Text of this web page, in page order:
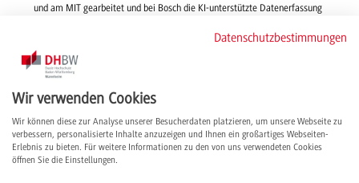
und am MIT gearbeitet und bei Bosch die KI-unterstützte Datenerfassung
seine Lehre und Forschung, berichtet, warum er sich für die DHBW
entschieden hat und teilt seine internationalen Erfahrungen.
weiterlesen
Datenschutzbestimmungen
Wir verwenden Cookies
Wir können diese zur Analyse unserer Besucherdaten platzieren, um unsere Webseite zu
verbessern, personalisierte Inhalte anzuzeigen und Ihnen ein großartiges Webseiten-
Erlebnis zu bieten. Für weitere Informationen zu den von uns verwendeten Cookies
öffnen Sie die Einstellungen.